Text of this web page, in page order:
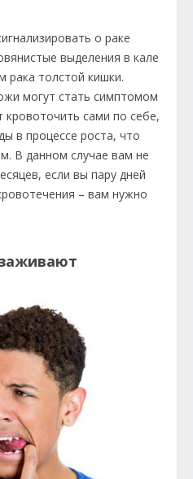
о раке
выделения в кале
рака толстой кишки.
могут стать симптомом
сами по себе,
в процессе роста, что
В данном случае вам не
если вы пару дней
– вам нужно